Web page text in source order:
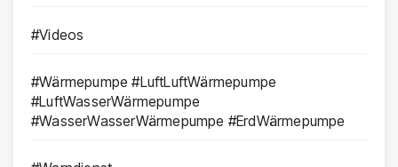
#Videos
#Wärmepumpe #LuftLuftWärmepumpe
#LuftWasserWärmepumpe
#WasserWasserWärmepumpe #ErdWärmepumpe